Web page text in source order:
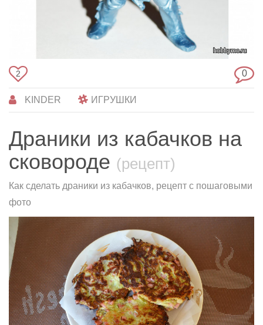
2 0
KINDER ИГРУШКИ
Драники из кабачков на
сковороде (рецепт)
Как сделать драники из кабачков, рецепт с пошаговыми
фото